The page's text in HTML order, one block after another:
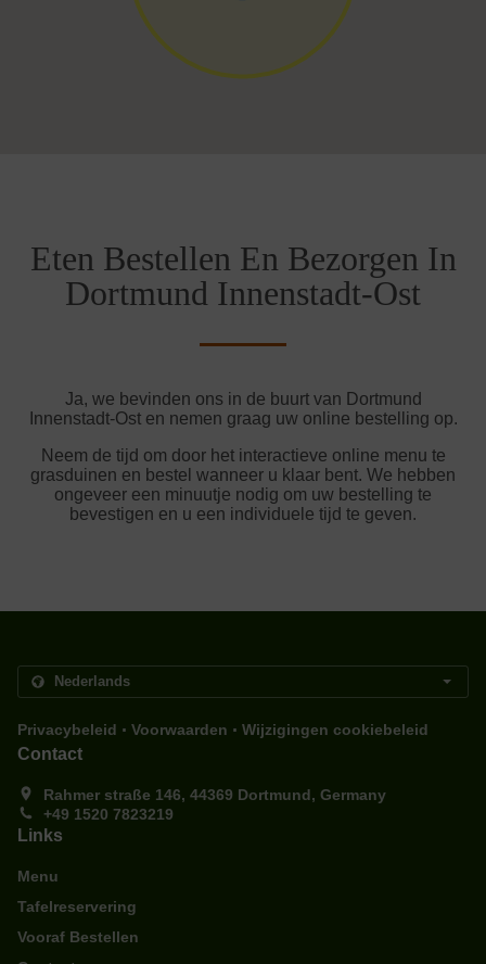
Eten Bestellen En Bezorgen In
Dortmund Innenstadt-Ost
Ja, we bevinden ons in de buurt van Dortmund
Innenstadt-Ost en nemen graag uw online bestelling op.
Neem de tijd om door het interactieve online menu te
grasduinen en bestel wanneer u klaar bent. We hebben
ongeveer een minuutje nodig om uw bestelling te
bevestigen en u een individuele tijd te geven.
Privacybeleid . Voorwaarden . Wijzigingen cookiebeleid
Contact
Rahmer straße 146, 44369 Dortmund, Germany
+49 1520 7823219
Links
Menu
Tafelreservering
Vooraf Bestellen